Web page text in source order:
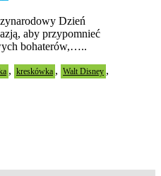
Dzień
aby przypomnieć
bohaterów,…..
, kreskówka , Walt Disney ,